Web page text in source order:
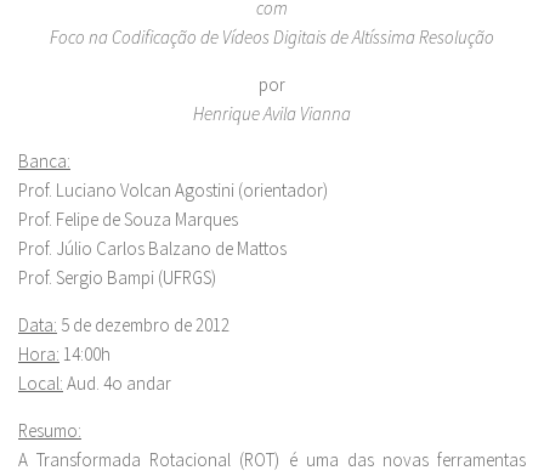
com
Foco na Codificação de Vídeos Digitais de Altíssima Resolução
por
Henrique Avila Vianna
Banca:
Prof. Luciano Volcan Agostini (orientador)
Prof. Felipe de Souza Marques
Prof. Júlio Carlos Balzano de Mattos
Prof. Sergio Bampi (UFRGS)
Data: 5 de dezembro de 2012
Hora: 14:00h
Local: Aud. 4o andar
Resumo:
A Transformada Rotacional (ROT) é uma das novas ferramentas